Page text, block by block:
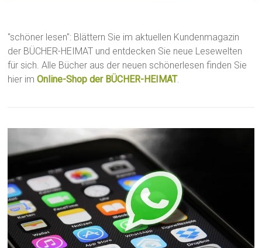
"schöner lesen": Blättern Sie im aktuellen Kundenmagazin
der BÜCHER-HEIMAT und entdecken Sie neue Lesewelten
für sich. Alle Bücher aus der neuen schönerlesen finden Sie
hier imOnline-Shop der BÜCHER-HEIMAT.